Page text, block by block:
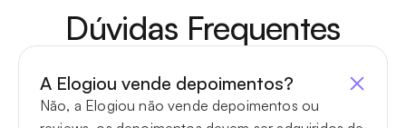
Dúvidas Frequentes
A Elogiou vende depoimentos?
Não, a Elogiou não vende depoimentos ou